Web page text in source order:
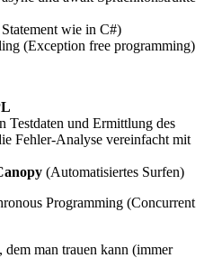
wie in C#)
(Exception free programming)
Testdaten und Ermittlung des
Fehler-Analyse vereinfacht mit
(Automatisiertes Surfen)
Programming (Concurrent
dem man trauen kann (immer